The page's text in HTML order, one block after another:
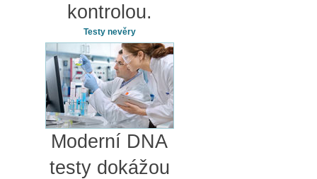
kontrolou.
Testy nevěry
Moderní DNA
testy dokážou